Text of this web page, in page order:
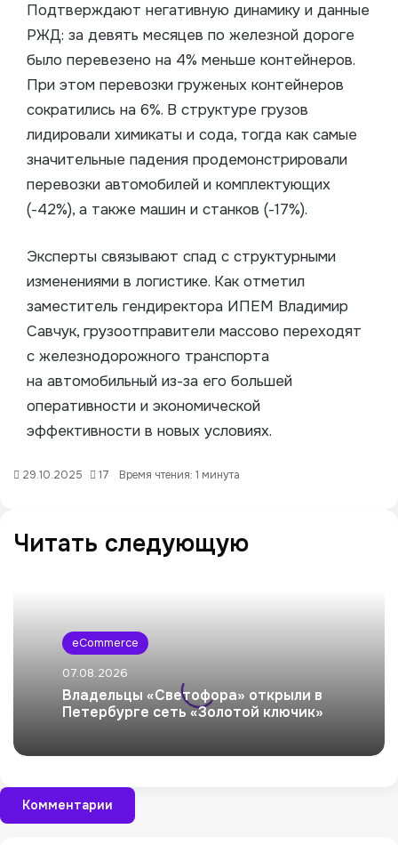
Подтверждают негативную динамику и данные
РЖД: за девять месяцев по железной дороге
было перевезено на 4% меньше контейнеров.
При этом перевозки груженых контейнеров
сократились на 6%. В структуре грузов
лидировали химикаты и сода, тогда как самые
значительные падения продемонстрировали
перевозки автомобилей и комплектующих
(-42%), а также машин и станков (-17%).
Эксперты связывают спад с структурными
изменениями в логистике. Как отметил
заместитель гендиректора ИПЕМ Владимир
Савчук, грузоотправители массово переходят
с железнодорожного транспорта
на автомобильный из-за его большей
оперативности и экономической
эффективности в новых условиях.
29.10.2025 17 Время чтения: 1 минута
Читать следующую
eCommerce
07.08.2026
Владельцы «Светофора» открыли в
Петербурге сеть «Золотой ключик»
Комментарии